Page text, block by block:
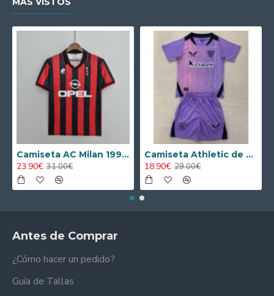
Camiseta AC Milan 1995/1996 Local Retro
23.90€ 31.00€
Camiseta Athletic de Bilbao 2024/2025 Alternativo Niño Kit
18.90€ 29.00€
Antes de Comprar
¿Cómo hacer un pedido?
Guía de Tallas